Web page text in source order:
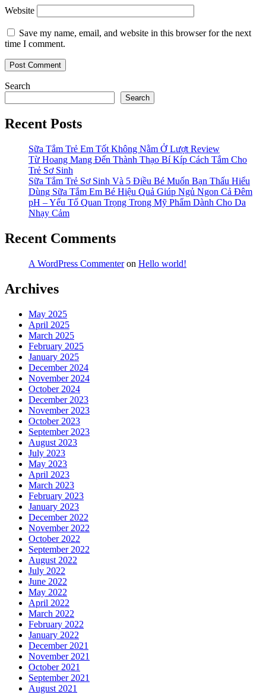
Website
Save my name, email, and website in this browser for the next
time I comment.
Search
Search
Recent Posts
Sữa Tắm Trẻ Em Tốt Không Nằm Ở Lượt Review
Từ Hoang Mang Đến Thành Thạo Bí Kíp Cách Tắm Cho
Trẻ Sơ Sinh
Sữa Tắm Trẻ Sơ Sinh Và 5 Điều Bé Muốn Bạn Thấu Hiểu
Dùng Sữa Tắm Em Bé Hiệu Quả Giúp Ngủ Ngon Cả Đêm
pH – Yếu Tố Quan Trọng Trong Mỹ Phẩm Dành Cho Da
Nhạy Cảm
Recent Comments
A WordPress Commenteron Hello world!
Archives
May 2025
April 2025
March 2025
February 2025
January 2025
December 2024
November 2024
October 2024
December 2023
November 2023
October 2023
September 2023
August 2023
July 2023
May 2023
April 2023
March 2023
February 2023
January 2023
December 2022
November 2022
October 2022
September 2022
August 2022
July 2022
June 2022
May 2022
April 2022
March 2022
February 2022
January 2022
December 2021
November 2021
October 2021
September 2021
August 2021